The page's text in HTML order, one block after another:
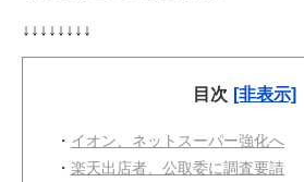
↓↓↓↓↓↓↓↓
目次 [非表示]
・ イオン、ネットスーパー強化へ
・ 楽天出店者、公取委に調査要請